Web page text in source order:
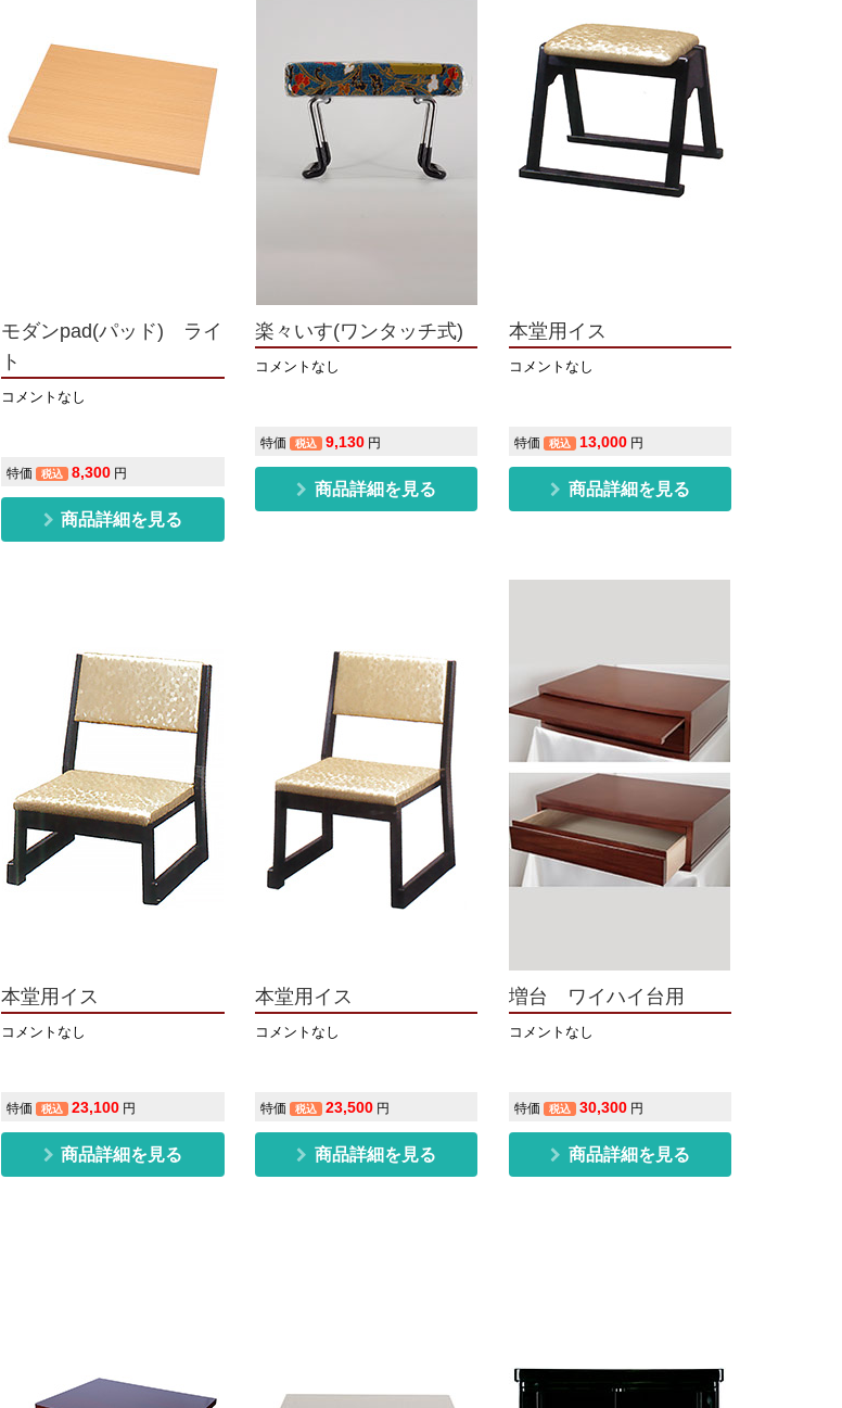
モダンpad(パッド) ライ
ト
コメントなし
特価 税込 8,300 円
商品詳細を見る
楽々いす(ワンタッチ式)
コメントなし
特価 税込 9,130円
商品詳細を見る
本堂用イス
コメントなし
特価 税込 13,000円
商品詳細を見る
本堂用イス
コメントなし
特価 税込 23,100 円
商品詳細を見る
本堂用イス
コメントなし
特価 税込 23,500円
商品詳細を見る
増台 ワイハイ台用
コメントなし
特価 税込 30,300円
商品詳細を見る